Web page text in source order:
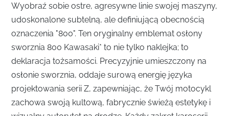
Wyobraź sobie ostre, agresywne linie swojej maszyny,
udoskonalone subtelną, ale definiującą obecnością
oznaczenia "800". Ten oryginalny emblemat osłony
sworznia 800 Kawasaki* to nie tylko naklejka; to
deklaracja tożsamości. Precyzyjnie umieszczony na
osłonie sworznia, oddaje surową energię języka
projektowania serii Z, zapewniając, że Twój motocykl
zachowa swoją kultową, fabrycznie świeżą estetykę i